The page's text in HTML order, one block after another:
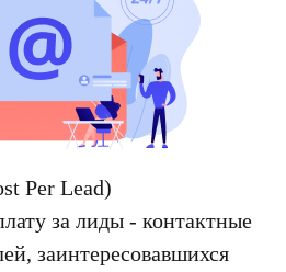
Per Lead)
за лиды - контактные
заинтересовавшихся